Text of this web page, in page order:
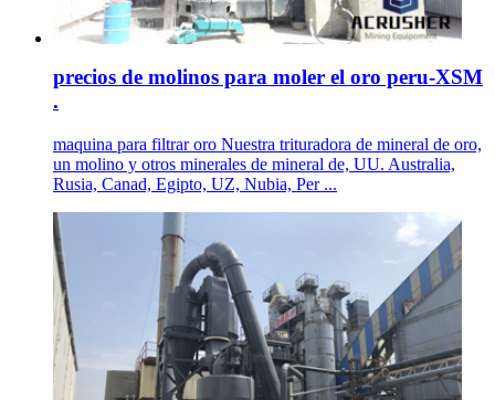
precios de molinos para moler el oro peru-XSM
.
maquina para filtrar oro Nuestra trituradora de mineral de oro,
un molino y otros minerales de mineral de, UU. Australia,
Rusia, Canad, Egipto, UZ, Nubia, Per ...